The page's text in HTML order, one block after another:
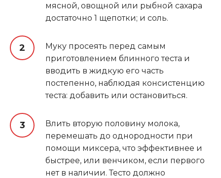
мясной, овощной или рыбной сахара
достаточно 1 щепотки; и соль.
Муку просеять перед самым
приготовлением блинного теста и
вводить в жидкую его часть
постепенно, наблюдая консистенцию
теста: добавить или остановиться.
Влить вторую половину молока,
перемешать до однородности при
помощи миксера, что эффективнее и
быстрее, или венчиком, если первого
нет в наличии. Тесто должно